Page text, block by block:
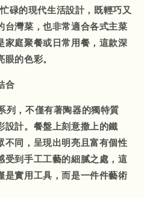
碌的現代生活設計，既輕巧又
台灣菜，也非常適合各式主菜
家庭聚餐或日常用餐，這款深
的色彩。
合
列，不僅有著陶器的獨特質
設計。餐盤上刻意撒上的鐵
不同，呈現出明亮且富有個性
受到手工工藝的細膩之處，這
是實用工具，而是一件件藝術